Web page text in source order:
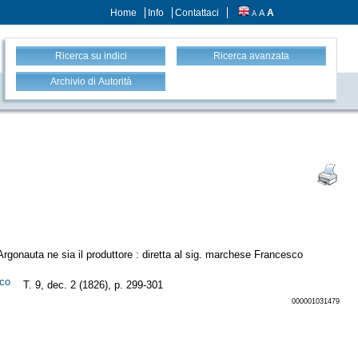
Home Info Contattaci A A A
Ricerca su indici Ricerca avanzata
Archivio di Autorità